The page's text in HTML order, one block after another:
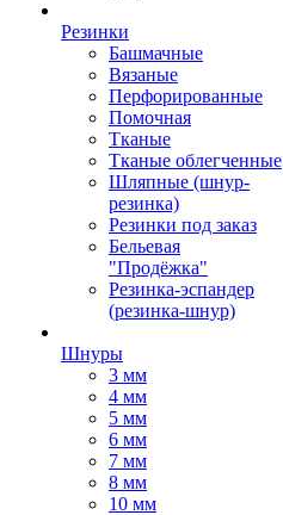
Резинки
Башмачные
Вязаные
Перфорированные
Помочная
Тканые
Тканые облегченные
Шляпные (шнур-
резинка)
Резинки под заказ
Бельевая
"Продёжка"
Резинка-эспандер
(резинка-шнур)
Шнуры
3 мм
4 мм
5 мм
6 мм
7 мм
8 мм
10 мм